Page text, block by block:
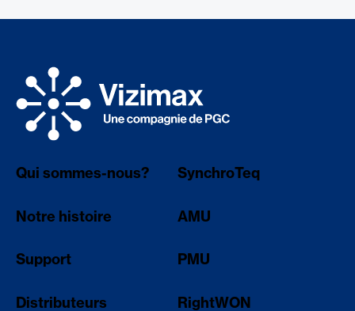
Qui sommes-nous?
Notre histoire
Support
Distributeurs
SynchroTeq
AMU
PMU
RightWON